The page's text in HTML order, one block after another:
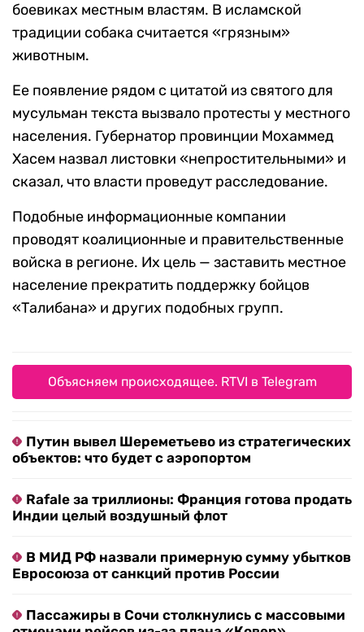
боевиках местным властям. В исламской
традиции собака считается «грязным»
животным.
Ее появление рядом с цитатой из святого для
мусульман текста вызвало протесты у местного
населения. Губернатор провинции Мохаммед
Хасем назвал листовки «непростительными» и
сказал, что власти проведут расследование.
Подобные информационные компании
проводят коалиционные и правительственные
войска в регионе. Их цель — заставить местное
население прекратить поддержку бойцов
«Талибана» и других подобных групп.
Объясняем происходящее. RTVI в Telegram
Путин вывел Шереметьево из стратегических
объектов: что будет с аэропортом
Rafale за триллионы: Франция готова продать
Индии целый воздушный флот
В МИД РФ назвали примерную сумму убытков
Евросоюза от санкций против России
Пассажиры в Сочи столкнулись с массовыми